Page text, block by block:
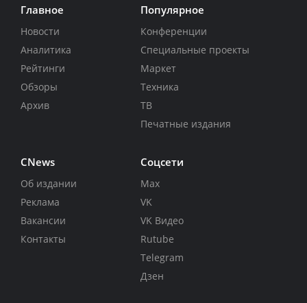
Главное
Новости
Аналитика
Рейтинги
Обзоры
Архив
Популярное
Конференции
Специальные проекты
Маркет
Техника
ТВ
Печатные издания
CNews
Об издании
Реклама
Вакансии
Контакты
Соцсети
Max
VK
VK Видео
Rutube
Telegram
Дзен